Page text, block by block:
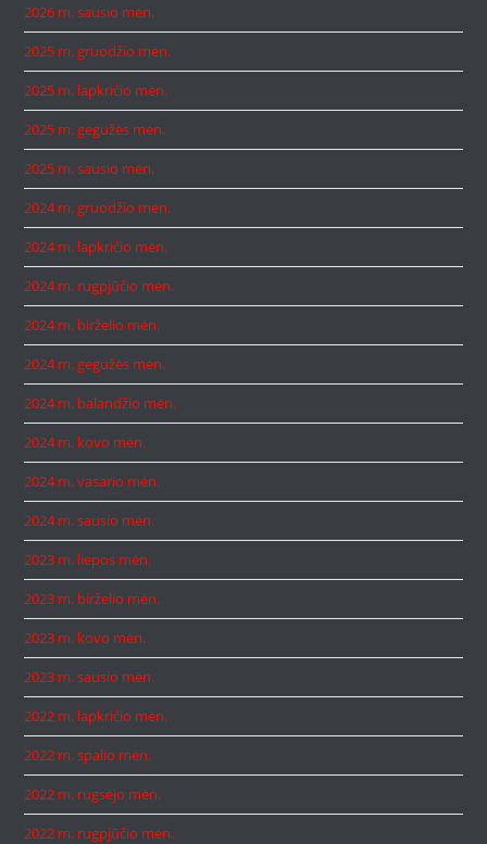
2026 m. sausio mėn.
2025 m. gruodžio mėn.
2025 m. lapkričio mėn.
2025 m. gegužės mėn.
2025 m. sausio mėn.
2024 m. gruodžio mėn.
2024 m. lapkričio mėn.
2024 m. rugpjūčio mėn.
2024 m. birželio mėn.
2024 m. gegužės mėn.
2024 m. balandžio mėn.
2024 m. kovo mėn.
2024 m. vasario mėn.
2024 m. sausio mėn.
2023 m. liepos mėn.
2023 m. birželio mėn.
2023 m. kovo mėn.
2023 m. sausio mėn.
2022 m. lapkričio mėn.
2022 m. spalio mėn.
2022 m. rugsėjo mėn.
2022 m. rugpjūčio mėn.